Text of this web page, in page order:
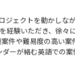
ジェクトを動かし
経験いただき、徐々
件や難易度の高い案
ーが絡む英語での案